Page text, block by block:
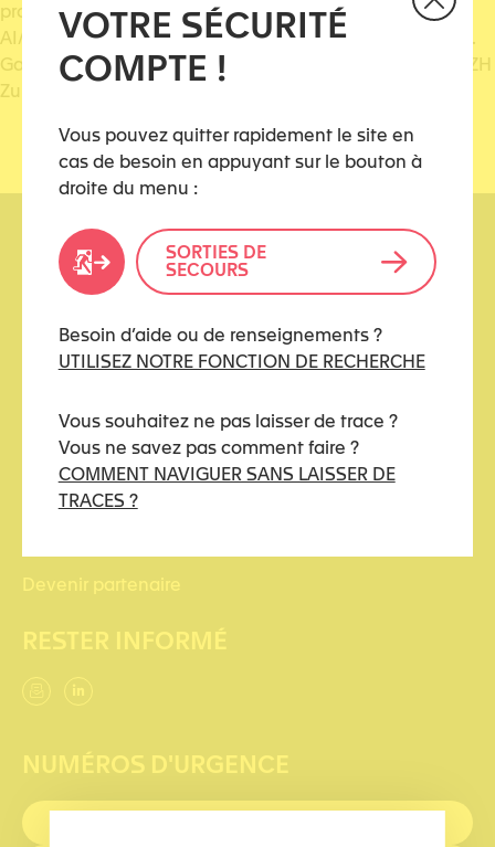
VOTRE SÉCURITÉ
COMPTE !
Vous pouvez quitter rapidement le site en
cas de besoin en appuyant sur le bouton à
droite du menu :
SORTIES DE
SECOURS
Besoin d’aide ou de renseignements ?
UTILISEZ NOTRE FONCTION DE RECHERCHE
Vous souhaitez ne pas laisser de trace ?
Vous ne savez pas comment faire ?
COMMENT NAVIGUER SANS LAISSER DE
TRACES ?
proposons des consultations dans les lieux suivants :
AI/AR St-Gall, GL Rapperswil, GR Coire, SG Rapperswil, St.
Gallen, SH Schaffhouse, SZ Rapperswil, TG Weinfelden, ZH
Zurich
kidstoo(at)protonmail.ch
LIENS UTILES
Comment naviguer sans laisser de traces ?
Devenir partenaire
RESTER INFORMÉ
NUMÉROS D'URGENCE